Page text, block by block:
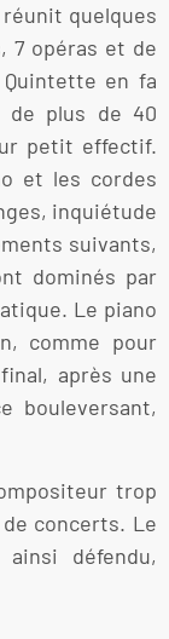
quelques
7 opéras et de
en fa
de plus de 40
petit effectif.
et les cordes
inquiétude
suivants,
dominés par
Le piano
comme pour
après une
bouleversant,
trop
concerts. Le
défendu,